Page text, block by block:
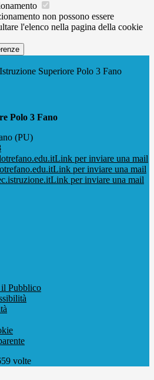
non possono essere
l'elenco nella pagina della cookie
Superiore Polo 3 Fano
Polo 3 Fano
(PU)
Link per inviare una mail
Link per inviare una mail
Link per inviare una mail
Pubblico
volte